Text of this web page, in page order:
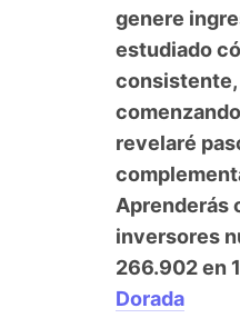
genere
estudiado
consistente,
revelaré
Aprenderás
inversores
266.902 en
Dorada